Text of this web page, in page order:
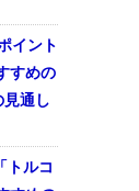
イント
すめの
通し
トルコ